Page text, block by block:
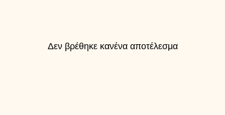
Δεν βρέθηκε κανένα αποτέλεσμα